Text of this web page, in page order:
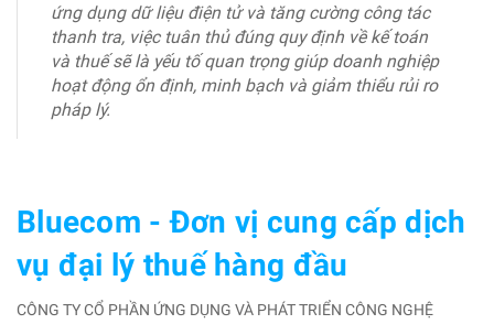
ứng dụng dữ liệu điện tử và tăng cường công tác
thanh tra, việc tuân thủ đúng quy định về kế toán
và thuế sẽ là yếu tố quan trọng giúp doanh nghiệp
hoạt động ổn định, minh bạch và giảm thiểu rủi ro
pháp lý.
Bluecom - Đơn vị cung cấp dịch
vụ đại lý thuế hàng đầu
CÔNG TY CỔ PHẦN ỨNG DỤNG VÀ PHÁT TRIỂN CÔNG NGHỆ